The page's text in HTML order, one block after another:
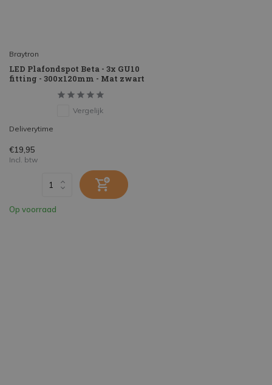
Braytron
LED Plafondspot Beta - 3x GU10
fitting - 300x120mm - Mat zwart
Vergelijk
Deliverytime
€19,95
Incl. btw
Op voorraad